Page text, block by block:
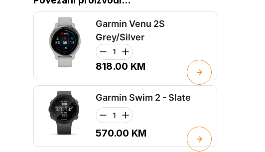
Garmin Venu 2S
Grey/Silver
818.00 KM
Garmin Swim 2 - Slate
570.00 KM